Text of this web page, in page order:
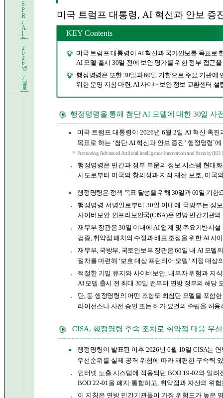
S
P
R
i
A
I
B
r
i
e
f
2
0
2
6
년
7
월
호
미국 트럼프 대통령, AI 혁신과 안보 증
KEY Contents
미국 트럼프 대통령이 AI 혁신과 국가안보를 목표로
AI 모델 출시 30일 전에 보안 평가를 위한 정부 접근
행정명령은 또한 30일과 60일 기한으로 주요 기관에
위한운영 지침 마련, AI 사이버보안 정보 교환센터 설
행정명령을 통해 첨단 AI 모델에 대한 30일 사
■
미국 트럼프 대통령이 2026년 6월 2일 AI 혁신 촉
목표로 하는 ‘첨단 AI 혁신과 안보 증진’ 행정명령*에
* Promoting Advanced Artificial Intelligence Innovation and Security(EO
●
행정명령은 민간과 정부 부문의 정보 시스템 현대
시도로부터 미국의 창의성과 지적 재산 보호, 미국
■ 행정명령은 정책 목표 달성을 위해 30일과 60일 기한
●
행정명령 서명일로부터 30일 이내에 국방부는 정
사이버 보안·인프라보안국(CISA)은 연방 민간기관
●
재무부 장관은 30일 이내에 AI 업계 및 주요기반시
검증, 취약점 패치의 수정과 배포 조정을 위한 AI 사
●
재무부, 국방부, 국토안보부 장관은 60일 내 AI 모델
절차를 마련해 ‘보호 대상 프런티어 모델’ 지정 대상
●
적절한 기밀 유지와 사이버보안, 내부자 위험과 지
AI 모델 출시 전 최대 30일 전부터 연방 정부의 해당
●
단, 동 행정명령의 어떤 조항도 최첨단 모델을 포함
라이선스나 사전 승인 또는 허가 요건의 수립을 허
CISA, 행정명령 후속 조치로 취약점 대응 우
■
행정명령이 발표된 이후 2026년 6월 10일 CISA는
우선순위를 실제 공격 위험에 따라 재편한 구속력
●
인터넷 노출 시스템에 적용되던 BOD 19-02와 알
BOD 22-01을 폐지·통합하고, 취약점과 자산의 위
● 이 지침은 연방 민간기관들이 가장 위험도가 높은